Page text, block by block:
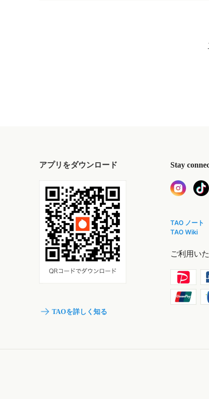
アプリをダウンロード
TAOを詳しく知る
Stay
TAO ノート
TAO Wiki
ご利用い